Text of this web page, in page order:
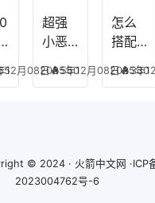
炉攻
略图
阵容
搭配
12月08日 550
超强
小恶
容搭
小恶
魔阵
2025年12月08日 330
怎么
搭配
专家
学术
2025年
© 2024 · 火箭中文网 ·ICP
2023004762号-6